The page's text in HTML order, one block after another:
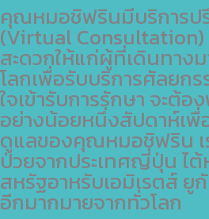
คุณหมอชิฟรินมีบริการป
(Virtual Consultation)
สะดวกให้แก่ผู้ที่เดินทาง
โลกเพื่อรับบริการศัลย
ใจเข้ารับการรักษา จะต้อ
อย่างน้อยหนึ่งสัปดาห์เ
ดูแลของคุณหมอชิฟริน เ
ป่วยจากประเทศญี่ปุ่น ไต้
สหรัฐอาหรับเอมิเรตส์ ยู
อีกมากมายจากทั่วโลก